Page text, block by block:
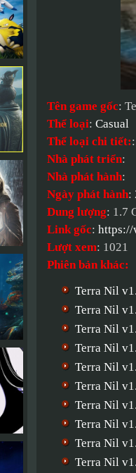
Tên game gốc:
Thể loại: Casual
Thể loại chi tiết::
Nhà phát triển:
Nhà phát hành:
Ngày phát hành:
Dung lượng: 1.7
Link gốc: https://
Lượt xem: 1021
Phiên bản khác:
Terra Nil
Terra Nil
Terra Nil
Terra Nil
Terra Nil
Terra Nil
Terra Nil
Terra Nil
Terra Nil
Terra Nil